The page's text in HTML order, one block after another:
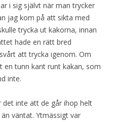
i sig självt när man trycker
jag kom på att sikta med
trycka ut kakorna, innan
hade en rätt bred
att trycka igenom. Om
en tunn kant runt kakan, som
inte.
det inte att de går ihop helt
väntat. Ytmässigt var